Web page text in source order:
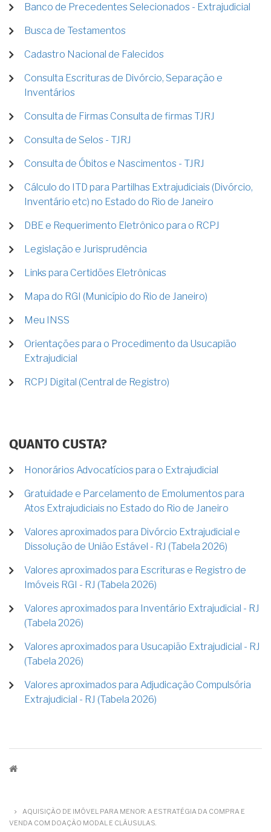
Banco de Precedentes Selecionados - Extrajudicial
Busca de Testamentos
Cadastro Nacional de Falecidos
Consulta Escrituras de Divórcio, Separação e
Inventários
Consulta de Firmas Consulta de firmas TJRJ
Consulta de Selos - TJRJ
Consulta de Óbitos e Nascimentos - TJRJ
Cálculo do ITD para Partilhas Extrajudiciais (Divórcio,
Inventário etc) no Estado do Rio de Janeiro
DBE e Requerimento Eletrônico para o RCPJ
Legislação e Jurisprudência
Links para Certidões Eletrônicas
Mapa do RGI (Município do Rio de Janeiro)
Meu INSS
Orientações para o Procedimento da Usucapião
Extrajudicial
RCPJ Digital (Central de Registro)
QUANTO CUSTA?
Honorários Advocatícios para o Extrajudicial
Gratuidade e Parcelamento de Emolumentos para
Atos Extrajudiciais no Estado do Rio de Janeiro
Valores aproximados para Divórcio Extrajudicial e
Dissolução de União Estável - RJ (Tabela 2026)
Valores aproximados para Escrituras e Registro de
Imóveis RGI - RJ (Tabela 2026)
Valores aproximados para Inventário Extrajudicial - RJ
(Tabela 2026)
Valores aproximados para Usucapião Extrajudicial - RJ
(Tabela 2026)
Valores aproximados para Adjudicação Compulsória
Extrajudicial - RJ (Tabela 2026)
TRILHA
NAVEGAÇÃO
AQUISIÇÃO DE IMÓVEL PARA MENOR: A ESTRATÉGIA DA COMPRA E
VENDA COM DOAÇÃO MODAL E CLÁUSULAS.